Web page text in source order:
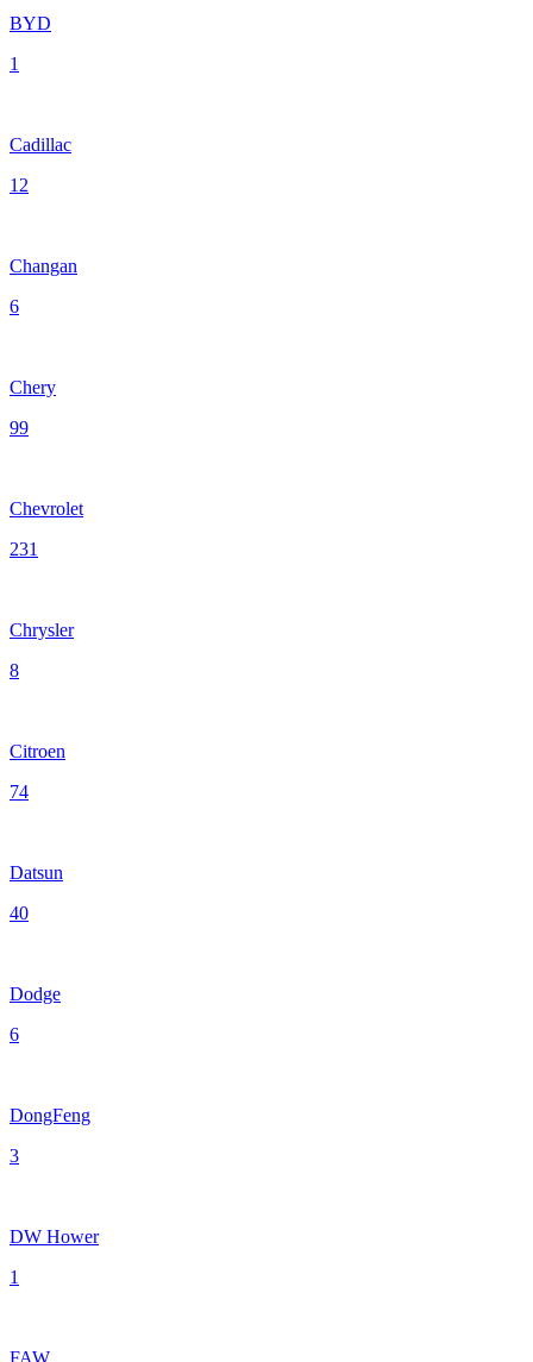
BYD
1
Cadillac
12
Changan
6
Chery
99
Chevrolet
231
Chrysler
8
Citroen
74
Datsun
40
Dodge
6
DongFeng
3
DW Hower
1
FAW